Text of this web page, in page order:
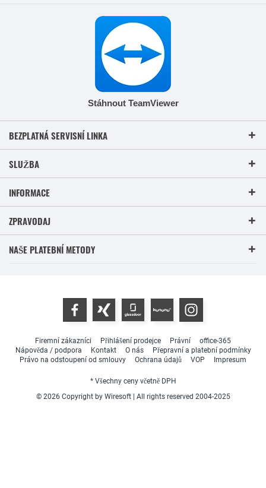
Stáhnout TeamViewer
BEZPLATNÁ SERVISNÍ LINKA
SLUŽBA
INFORMACE
ZPRAVODAJ
NAŠE PLATEBNÍ METODY
Firemní zákazníci Přihlášení prodejce Právní
office-365
Nápověda / podpora
Kontakt O nás
Přepravní a platební podmínky
Právo na odstoupení od smlouvy
Ochrana údajů VOP Impresum
* Všechny ceny včetně DPH
© 2026 Copyright by Wiresoft | All rights reserved 2004-2025